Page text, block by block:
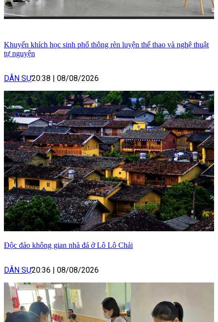
Khuyến khích học sinh phổ thông rèn luyện thể thao và nghệ thuật
tự nguyện
DÂN SỰ20:38 08/08/2026
Độc đáo không gian nhà đá ở Lô Lô Chải
DÂN SỰ20:36 08/08/2026